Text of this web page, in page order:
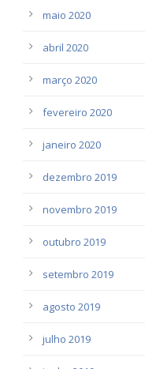
maio 2020
abril 2020
março 2020
fevereiro 2020
janeiro 2020
dezembro 2019
novembro 2019
outubro 2019
setembro 2019
agosto 2019
julho 2019